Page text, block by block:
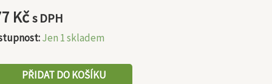
Kčs DPH
Jen 1 skladem
PŘIDAT DO KOŠÍKU